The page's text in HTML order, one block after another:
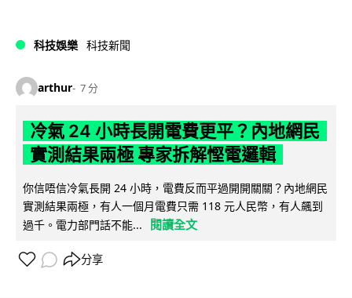
科技娛樂 科技新聞
arthur 7 分
冷氣 24 小時長開電費更平？內地網民
實測結果兩極 專家拆解慳電邏輯
你信唔信冷氣長開 24 小時，電費反而平過開開關關？內地網民
實測結果兩極，有人一個月電費只需 118 元人民幣，有人飆到
過千。電力部門話不能...
閱讀全文
分享